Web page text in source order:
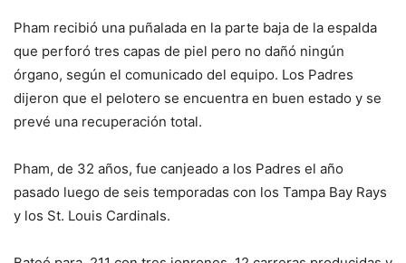
Pham recibió una puñalada en la parte baja de la espalda
que perforó tres capas de piel pero no dañó ningún
órgano, según el comunicado del equipo. Los Padres
dijeron que el pelotero se encuentra en buen estado y se
prevé una recuperación total.
Pham, de 32 años, fue canjeado a los Padres el año
pasado luego de seis temporadas con los Tampa Bay Rays
y los St. Louis Cardinals.